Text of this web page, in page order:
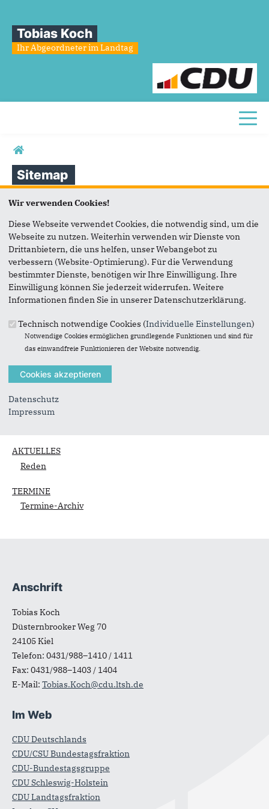
Tobias Koch
Ihr Abgeordneter im Landtag
Sie sind hier
Sitemap
ABGEORDNETER
Herkunft
Lebenslauf
Arbeitstag
Ausschüsse
WAHLKREIS
Landtagsfahrten
Wahlergebnisse 2009
Wahlergebnisse 2017
AKTUELLES
Reden
TERMINE
Termine-Archiv
Fußbereich
Anschrift
Tobias Koch
Düsternbrooker Weg 70
24105Kiel
Telefon: 0431/988–1410 / 1411
Fax: 0431/988–1403 / 1404
E-Mail: Tobias.Koch@cdu.ltsh.de
Im Web
CDU Deutschlands
CDU/CSU Bundestagsfraktion
CDU-Bundestagsgruppe
CDU Schleswig-Holstein
CDU Landtagsfraktion
Wir verwenden Cookies!
Diese Webseite verwendet Cookies, die notwendig sind, um die
Webseite zu nutzen. Weiterhin verwenden wir Dienste von
Drittanbietern, die uns helfen, unser Webangebot zu
verbessern (Website-Optimierung). Für die Verwendung
bestimmter Dienste, benötigen wir Ihre Einwilligung. Ihre
Einwilligung können Sie jederzeit widerrufen. Weitere
Informationen finden Sie in unserer Datenschutzerklärung.
Technisch notwendige Cookies (Individuelle Einstellungen)
Notwendige Cookies ermöglichen grundlegende Funktionen und sind für
das einwandfreie Funktionieren der Website notwendig.
Datenschutz
Impressum